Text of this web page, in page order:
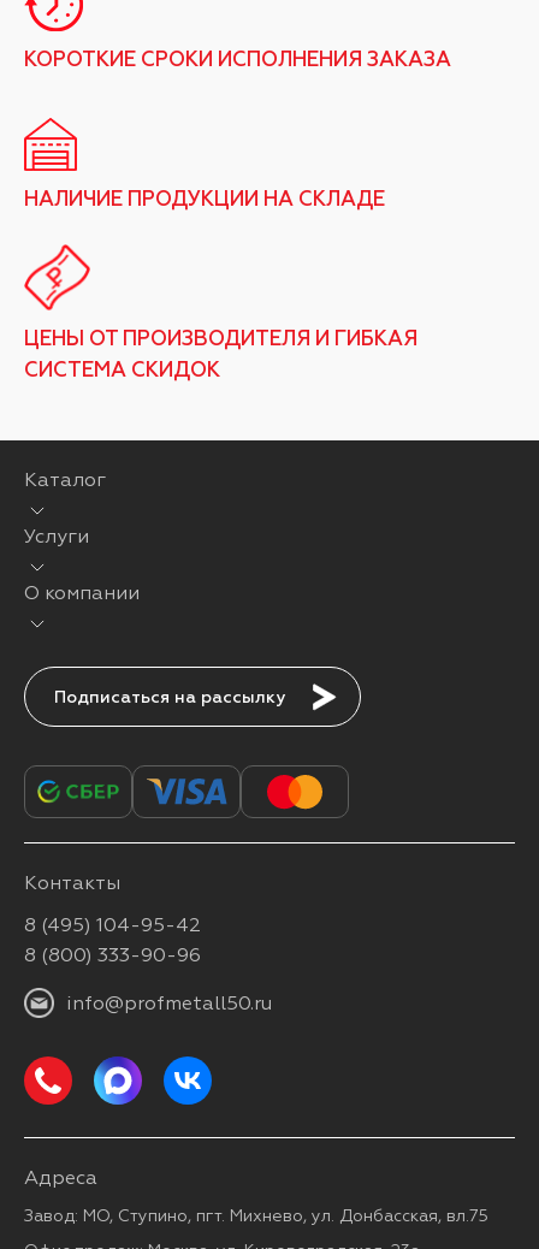
КОРОТКИЕ СРОКИ ИСПОЛНЕНИЯ ЗАКАЗА
НАЛИЧИЕ ПРОДУКЦИИ НА СКЛАДЕ
ЦЕНЫ ОТ ПРОИЗВОДИТЕЛЯ И ГИБКАЯ
СИСТЕМА СКИДОК
Каталог
Услуги
О компании
Подписаться
Контакты
8 (495) 104-95-42
8 (800) 333-90-96
info@profmetall50.ru
Адреса
Завод: МО, Ступино, пгт. Михнево, ул. Донбасская, вл.75